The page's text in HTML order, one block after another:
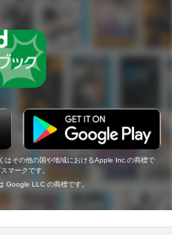
はその他の国や地域におけるApple Inc.の商標で
マークです。
Google LLC の商標です。